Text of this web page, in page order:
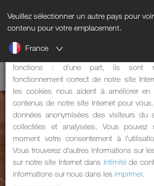
Veuillez sélectionner un autre pays pour
contenu pour votre emplacement.
France
Informations sur les cookies
Notre site Internet utilise des cookies. Les
fonctions : d’une part, ils sont
fonctionnement correct de notre site
les cookies nous aident à améliorer en
contenus de notre site Internet pour
données anonymisées des visiteurs du
collectées et analysées. Vous pouvez
moment votre consentement à
Vous trouverez d’autres informations sur
sur notre site Internet dans Intimitéde
informations sur nous dans les imprimer.